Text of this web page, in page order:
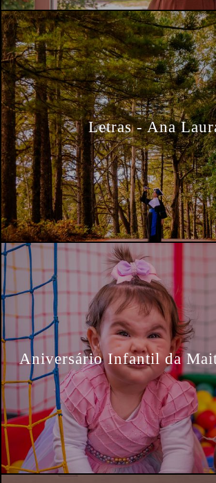
Letras - Ana
Aniversário Infantil da